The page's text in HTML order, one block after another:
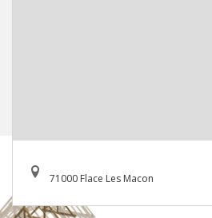
71000 Flace Les Macon